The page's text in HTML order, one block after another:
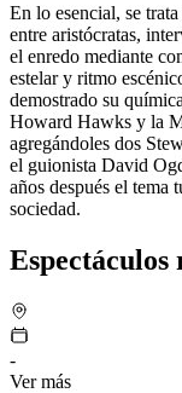
En lo esencial, se
entre aristócratas,
el enredo mediante
estelar y ritmo
demostrado su
Howard Hawks y la
agregándoles dos
el guionista David
años después el tema
sociedad.
Espectáculos
-
Ver más